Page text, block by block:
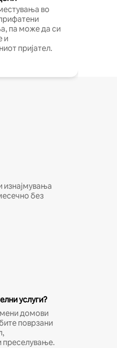
во
па може да си
и
пријател.
изнајмувања
без
услуги?
домови
поврзани
преселување.